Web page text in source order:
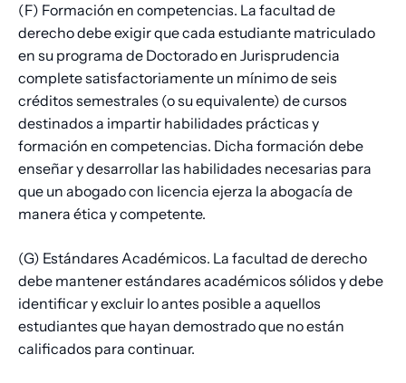
(F) Formación en competencias. La facultad de
derecho debe exigir que cada estudiante matriculado
en su programa de Doctorado en Jurisprudencia
complete satisfactoriamente un mínimo de seis
créditos semestrales (o su equivalente) de cursos
destinados a impartir habilidades prácticas y
formación en competencias. Dicha formación debe
enseñar y desarrollar las habilidades necesarias para
que un abogado con licencia ejerza la abogacía de
manera ética y competente.
(G) Estándares Académicos. La facultad de derecho
debe mantener estándares académicos sólidos y debe
identificar y excluir lo antes posible a aquellos
estudiantes que hayan demostrado que no están
calificados para continuar.